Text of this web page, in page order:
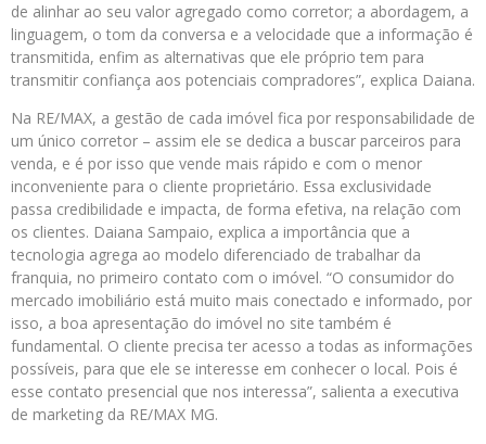
de alinhar ao seu valor agregado como corretor; a abordagem, a
linguagem, o tom da conversa e a velocidade que a informação é
transmitida, enfim as alternativas que ele próprio tem para
transmitir confiança aos potenciais compradores”, explica Daiana.
Na RE/MAX, a gestão de cada imóvel fica por responsabilidade de
um único corretor – assim ele se dedica a buscar parceiros para
venda, e é por isso que vende mais rápido e com o menor
inconveniente para o cliente proprietário. Essa exclusividade
passa credibilidade e impacta, de forma efetiva, na relação com
os clientes. Daiana Sampaio, explica a importância que a
tecnologia agrega ao modelo diferenciado de trabalhar da
franquia, no primeiro contato com o imóvel. “O consumidor do
mercado imobiliário está muito mais conectado e informado, por
isso, a boa apresentação do imóvel no site também é
fundamental. O cliente precisa ter acesso a todas as informações
possíveis, para que ele se interesse em conhecer o local. Pois é
esse contato presencial que nos interessa”, salienta a executiva
de marketing da RE/MAX MG.